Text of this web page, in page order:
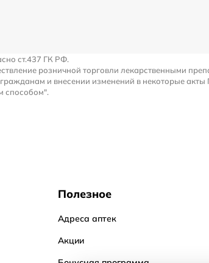
ст.437 ГК РФ.
розничной торговли лекарственными
и внесении изменений в некоторые акты
способом".
Полезное
Адреса аптек
Акции